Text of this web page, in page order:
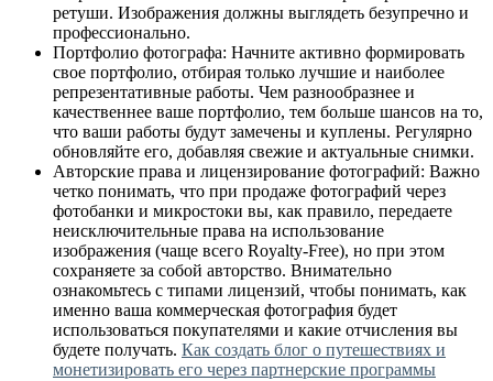
ретуши. Изображения должны выглядеть безупречно и
профессионально.
Портфолио фотографа: Начните активно формировать
свое портфолио, отбирая только лучшие и наиболее
репрезентативные работы. Чем разнообразнее и
качественнее ваше портфолио, тем больше шансов на то,
что ваши работы будут замечены и куплены. Регулярно
обновляйте его, добавляя свежие и актуальные снимки.
Авторские права и лицензирование фотографий: Важно
четко понимать, что при продаже фотографий через
фотобанки и микростоки вы, как правило, передаете
неисключительные права на использование
изображения (чаще всего Royalty-Free), но при этом
сохраняете за собой авторство. Внимательно
ознакомьтесь с типами лицензий, чтобы понимать, как
именно ваша коммерческая фотография будет
использоваться покупателями и какие отчисления вы
будете получать. Как создать блог о путешествиях и
монетизировать его через партнерские программы